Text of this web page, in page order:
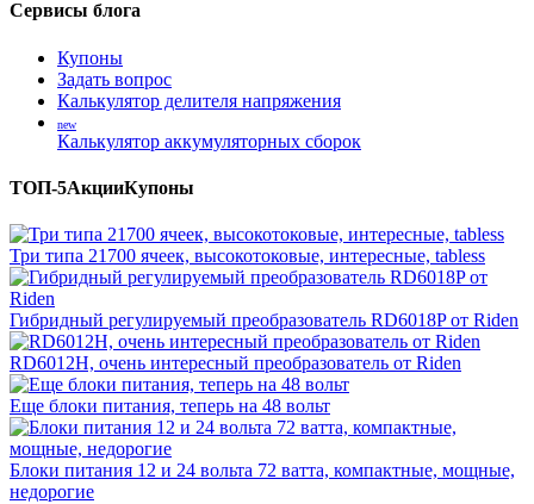
Сервисы блога
Купоны
Задать вопрос
Калькулятор делителя напряжения
new
Калькулятор аккумуляторных сборок
ТОП-5АкцииКупоны
Три типа 21700 ячеек, высокотоковые, интересные, tabless
Гибридный регулируемый преобразователь RD6018P от Riden
RD6012H, очень интересный преобразователь от Riden
Еще блоки питания, теперь на 48 вольт
Блоки питания 12 и 24 вольта 72 ватта, компактные, мощные,
недорогие